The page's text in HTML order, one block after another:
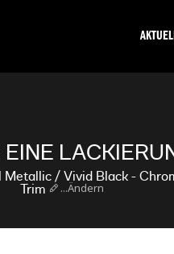
Metallic / Vivid Black -
Trim
...Ändern